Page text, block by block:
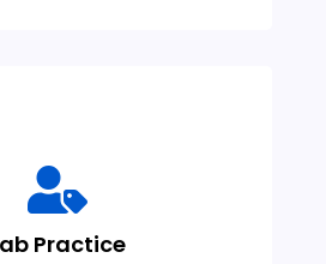

Practice
di laboratorium untuk
santri dalam
sains secara aplikatif.